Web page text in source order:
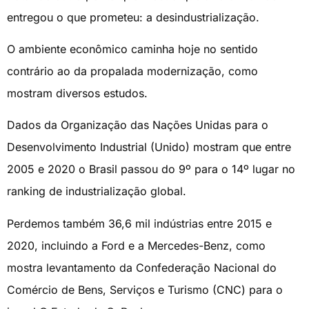
entregou o que prometeu: a desindustrialização.
O ambiente econômico caminha hoje no sentido
contrário ao da propalada modernização, como
mostram diversos estudos.
Dados da Organização das Nações Unidas para o
Desenvolvimento Industrial (Unido) mostram que entre
2005 e 2020 o Brasil passou do 9º para o 14º lugar no
ranking de industrialização global.
Perdemos também 36,6 mil indústrias entre 2015 e
2020, incluindo a Ford e a Mercedes-Benz, como
mostra levantamento da Confederação Nacional do
Comércio de Bens, Serviços e Turismo (CNC) para o